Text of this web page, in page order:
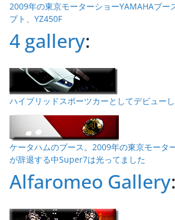
2009年の東京モーターショーYAMAHAブー
プト、YZ450F
4 gallery:
ハイブリッドスポーツカーとしてデビュー
ケータハムのブース。2009年の東京モータ
が辞退する中Super7は光ってました
Alfaromeo Gallery: